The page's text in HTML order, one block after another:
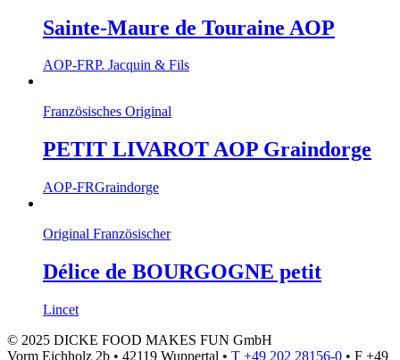
Sainte-Maure de Touraine AOP
AOP-FRP. Jacquin & Fils
Französisches Original
PETIT LIVAROT AOP Graindorge
AOP-FRGraindorge
Original Französischer
Délice de BOURGOGNE petit
Lincet
© 2025 DICKE FOOD MAKES FUN GmbH
Vorm Eichholz 2b • 42119 Wuppertal • T +49 202 28156-0 • F +49